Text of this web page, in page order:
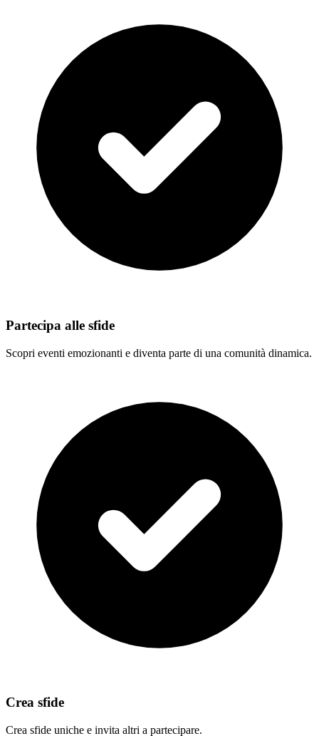
Partecipa alle sfide
Scopri eventi emozionanti e diventa parte di una comunità dinamica.
Crea sfide
Crea sfide uniche e invita altri a partecipare.